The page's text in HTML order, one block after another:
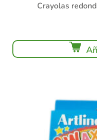
Crayolas